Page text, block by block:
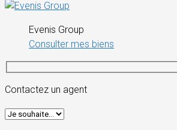
Evenis Group
Consulter mes biens
Contactez un agent